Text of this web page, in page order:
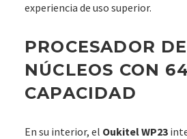
experiencia de uso superior.
PROCESADOR
NÚCLEOS CON
CAPACIDAD
En su interior, el Oukitel WP23